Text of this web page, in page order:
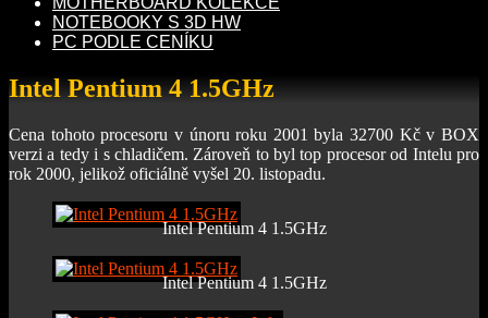
NOTEBOOKY S 3D HW
PC PODLE CENÍKU
Intel Pentium 4 1.5GHz
Cena tohoto procesoru v únoru roku 2001 byla 32700 Kč v BOX
verzi a tedy i s chladičem. Zároveň to byl top procesor od Intelu pro
rok 2000, jelikož oficiálně vyšel 20. listopadu.
Intel Pentium 4 1.5GHz
Intel Pentium 4 1.5GHz